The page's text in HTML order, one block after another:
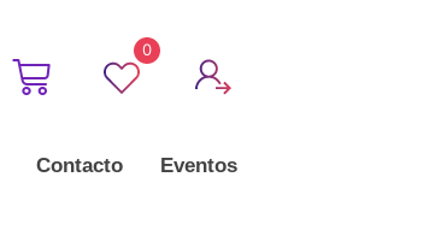
0
Contacto Eventos